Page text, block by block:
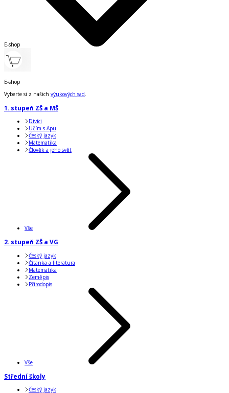
E-shop
E-shop
Vyberte si z našich výukových sad.
1. stupeň ZŠ a MŠ
Divíci
Učím s Apu
Český jazyk
Matematika
Člověk a jeho svět
Vše
2. stupeň ZŠ a VG
Český jazyk
Čítanka a literatura
Matematika
Zeměpis
Přírodopis
Vše
Střední školy
Český jazyk